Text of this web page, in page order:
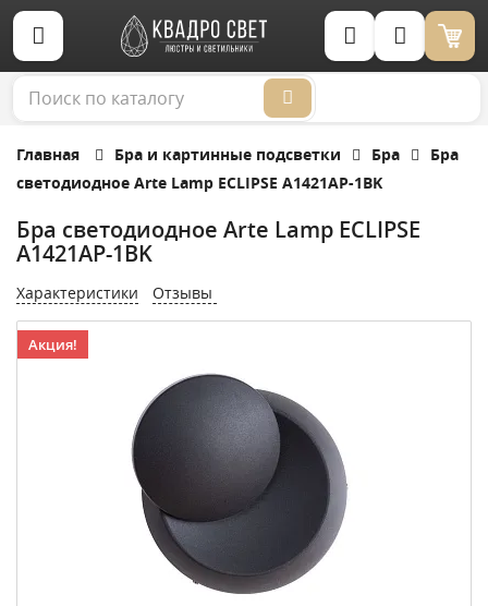
Корзина (0)
Главная Бра и картинные подсветки Бра
Бра
светодиодное Arte Lamp ECLIPSE A1421AP-1BK
Бра светодиодное Arte Lamp ECLIPSE
A1421AP-1BK
Характеристики Отзывы
Акция!